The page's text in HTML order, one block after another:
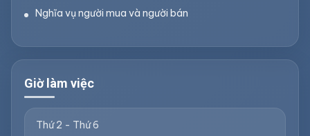
Nghĩa vụ người mua và người bán
Giờ làm việc
Thứ 2 - Thứ 6